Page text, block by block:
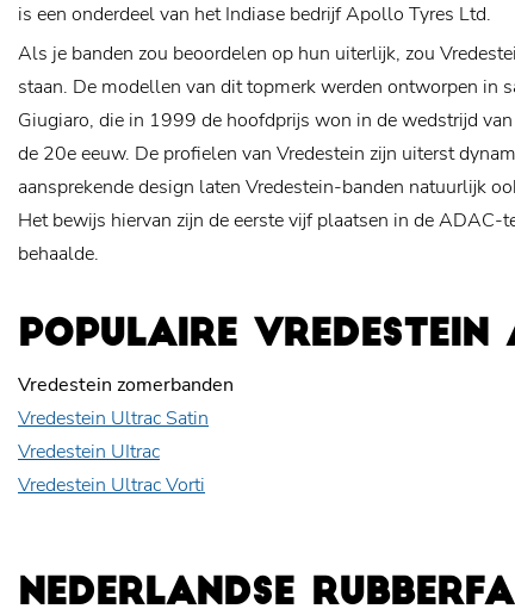
is een onderdeel van het Indiase bedrijf Apollo Tyres Ltd.
Als je banden zou beoordelen op hun uiterlijk, zou
staan. De modellen van dit topmerk werden ontworpen in
Giugiaro, die in 1999 de hoofdprijs won in de wedstrijd
de 20e eeuw. De profielen van Vredestein zijn uiterst
aansprekende design laten Vredestein-banden natuurlijk
Het bewijs hiervan zijn de eerste vijf plaatsen in de
behaalde.
POPULAIRE VREDESTEIN
Vredestein zomerbanden
Vredestein Ultrac Satin
Vredestein UItrac
Vredestein Ultrac Vorti
NEDERLANDSE